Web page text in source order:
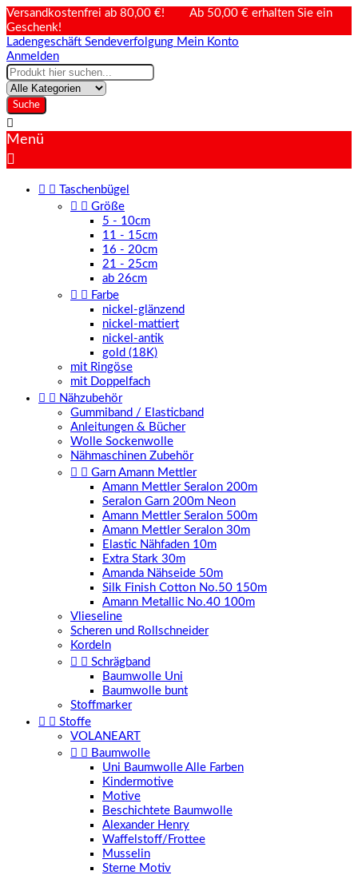
Versandkostenfrei ab 80,00 €! Ab 50,00 € erhalten Sie ein
Geschenk!
Ladengeschäft Sendeverfolgung Mein Konto
Anmelden
Suche

Menü

 
Taschenbügel
  Größe
5 - 10cm
11 - 15cm
16 - 20cm
21 - 25cm
ab 26cm
  Farbe
nickel-glänzend
nickel-mattiert
nickel-antik
gold (18K)
mit Ringöse
mit Doppelfach
  Nähzubehör
Gummiband / Elasticband
Anleitungen & Bücher
Wolle Sockenwolle
Nähmaschinen Zubehör
  Garn Amann Mettler
Amann Mettler Seralon 200m
Seralon Garn 200m Neon
Amann Mettler Seralon 500m
Amann Mettler Seralon 30m
Elastic Nähfaden 10m
Extra Stark 30m
Amanda Nähseide 50m
Silk Finish Cotton No.50 150m
Amann Metallic No.40 100m
Vlieseline
Scheren und Rollschneider
Kordeln
  Schrägband
Baumwolle Uni
Baumwolle bunt
Stoffmarker
  Stoffe
VOLANEART
  Baumwolle
Uni Baumwolle Alle Farben
Kindermotive
Motive
Beschichtete Baumwolle
Alexander Henry
Waffelstoff/Frottee
Musselin
Sterne Motiv